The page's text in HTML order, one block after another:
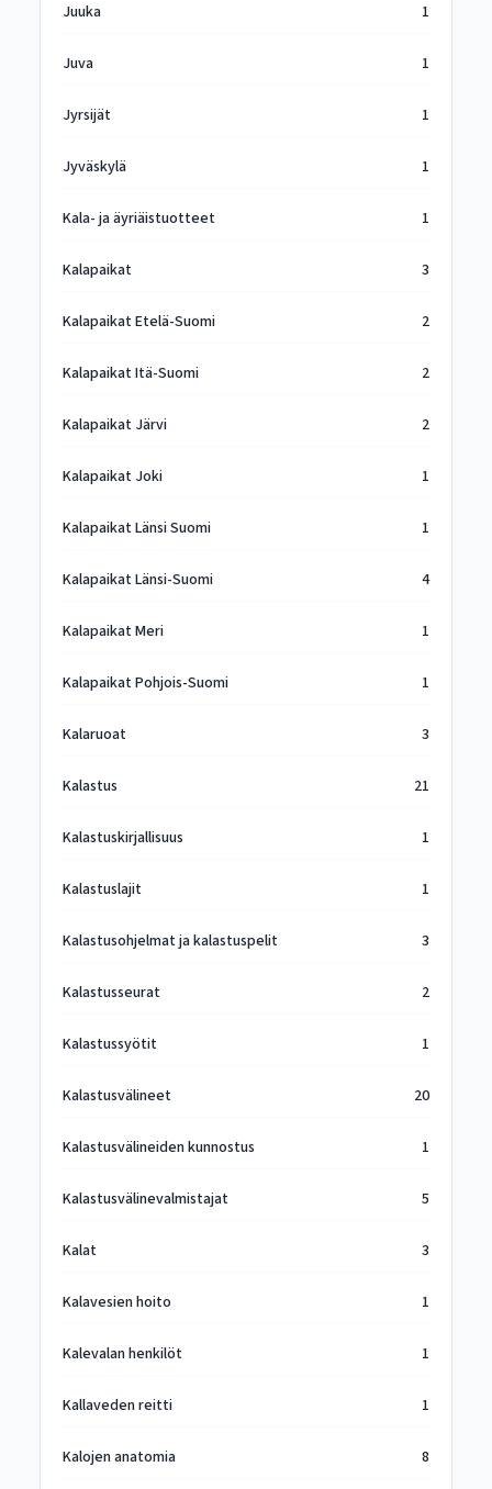
Juuka 1
Juva 1
Jyrsijät 1
Jyväskylä 1
Kala- ja äyriäistuotteet 1
Kalapaikat 3
Kalapaikat Etelä-Suomi 2
Kalapaikat Itä-Suomi 2
Kalapaikat Järvi 2
Kalapaikat Joki 1
Kalapaikat Länsi Suomi 1
Kalapaikat Länsi-Suomi 4
Kalapaikat Meri 1
Kalapaikat Pohjois-Suomi 1
Kalaruoat 3
Kalastus 21
Kalastuskirjallisuus 1
Kalastuslajit 1
Kalastusohjelmat ja kalastuspelit 3
Kalastusseurat 2
Kalastussyötit 1
Kalastusvälineet 20
Kalastusvälineiden kunnostus 1
Kalastusvälinevalmistajat 5
Kalat 3
Kalavesien hoito 1
Kalevalan henkilöt 1
Kallaveden reitti 1
Kalojen anatomia 8